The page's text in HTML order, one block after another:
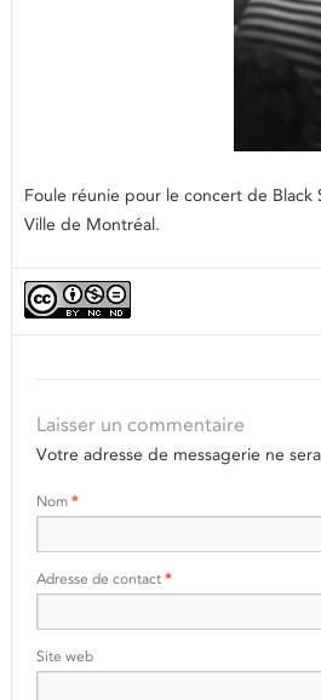
Foule réunie pour le concert de
Ville de Montréal.
Laisser un commentaire
Votre adresse de messagerie ne
Nom *
Adresse de contact *
Site web